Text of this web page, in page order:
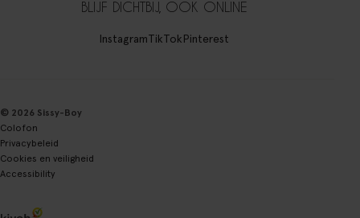
BLIJF DICHTBIJ, OOK ONLINE
InstagramTikTokPinterest
© 2026 Sissy-Boy
Colofon
Privacybeleid
Cookies en veiligheid
Accessibility